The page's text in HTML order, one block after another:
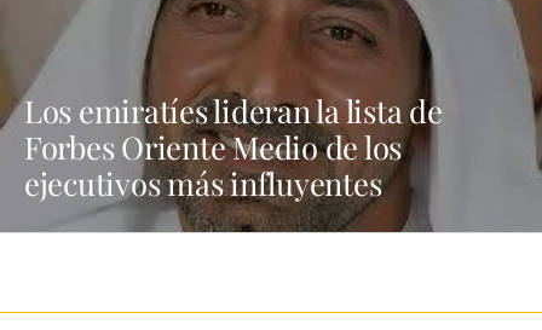
Los emiratíes lideran la lista de
Forbes Oriente Medio de los
ejecutivos más influyentes